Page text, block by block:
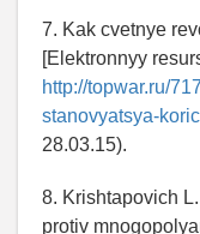
7. Kak cvetnye
[Elektronnyy
http://topwar.ru/
stanovyatsya-
28.03.15).
8. Krishtapovich
protiv